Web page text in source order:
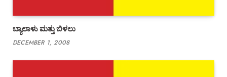
ಬ್ಯಾಲಾಳು ಮತ್ತು ಬಿಳಲು
DECEMBER 1, 2008